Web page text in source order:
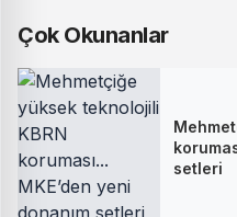
Çok Okunanlar
setleri